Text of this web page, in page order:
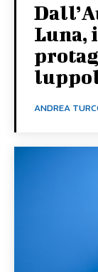
Luna,
ANDREA